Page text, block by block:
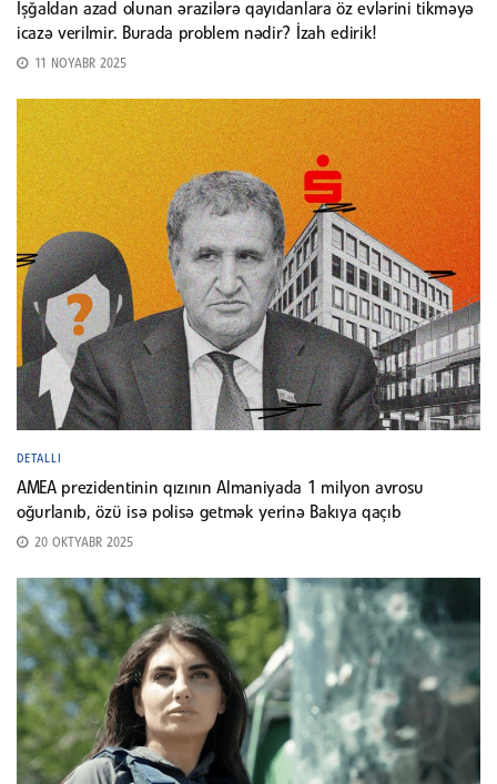
İşğaldan azad olunan ərazilərə qayıdanlara öz evlərini tikməyə
icazə verilmir. Burada problem nədir? İzah edirik!
11 NOYABR 2025
DETALLI
AMEA prezidentinin qızının Almaniyada 1 milyon avrosu
oğurlanıb, özü isə polisə getmək yerinə Bakıya qaçıb
20 OKTYABR 2025